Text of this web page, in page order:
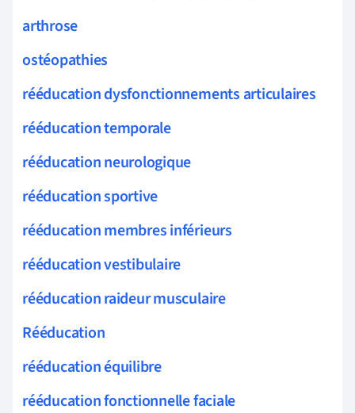
arthrose
ostéopathies
rééducation dysfonctionnements articulaires
rééducation temporale
rééducation neurologique
rééducation sportive
rééducation membres inférieurs
rééducation vestibulaire
rééducation raideur musculaire
Rééducation
rééducation équilibre
rééducation fonctionnelle faciale